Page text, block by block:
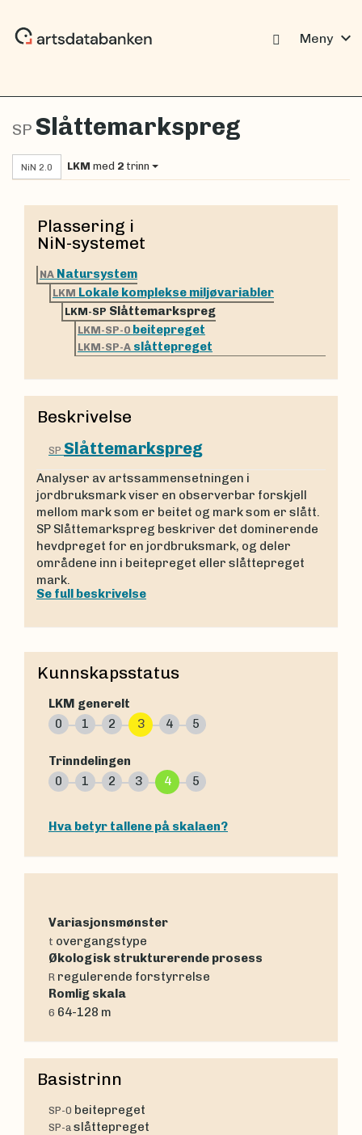
Meny expand_more
SP Slåttemarkspreg
NiN 2.0 LKM med 2 trinn
Plassering i
NiN-systemet
NA Natursystem
LKM Lokale komplekse miljøvariabler
LKM-SP Slåttemarkspreg
LKM-SP-0 beitepreget
LKM-SP-A slåttepreget
Beskrivelse
SP Slåttemarkspreg
Analyser av artssammensetningen i
jordbruksmark viser en observerbar forskjell
mellom mark som er beitet og mark som er slått.
SP Slåttemarkspreg beskriver det dominerende
hevdpreget for en jordbruksmark, og deler
områdene inn i beitepreget eller slåttepreget
mark.
Se full beskrivelse
Kunnskapsstatus
LKM generelt
0
1 2 3 4 5
Trinndelingen
0
1 2 3 4 5
Hva betyr tallene på skalaen?
Variasjonsmønster
t overgangstype
Økologisk strukturerende prosess
R regulerende forstyrrelse
Romlig skala
6 64-128 m
Basistrinn
SP-0 beitepreget
SP-a slåttepreget